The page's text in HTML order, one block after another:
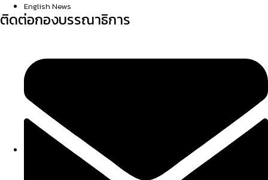
English News
ติดต่อกองบรรณาธิการ